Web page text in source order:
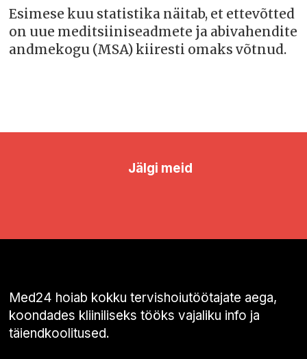
Esimese kuu statistika näitab, et ettevõtted
on uue meditsiiniseadmete ja abivahendite
andmekogu (MSA) kiiresti omaks võtnud.
Jälgi meid
Med24 hoiab kokku tervishoiutöötajate aega,
koondades kliiniliseks tööks vajaliku info ja
täiendkoolitused.